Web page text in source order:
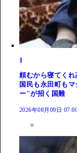
1
頼むから寝てく
国民も永田町も
ー"が招く国難
2026年08月09日